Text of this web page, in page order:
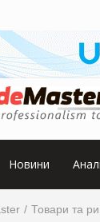
Новини
Товари та